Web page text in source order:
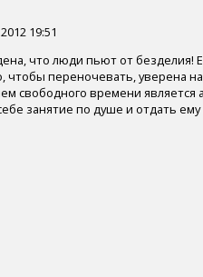
19:51
что люди пьют от безделия!
чтобы переночевать, уверена
свободного времени
занятие по душе и отдать